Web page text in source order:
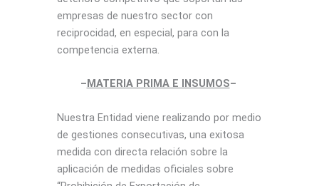
empresas de nuestro sector con
reciprocidad, en especial, para con la
competencia externa.
– MATERIA PRIMA E INSUMOS–
Nuestra Entidad viene realizando por medio
de gestiones consecutivas, una exitosa
medida con directa relación sobre la
aplicación de medidas oficiales sobre